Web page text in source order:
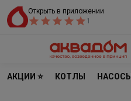
Открыть в приложении
1
АКЦИИ ⭐ КОТЛЫ НАСОСЫ